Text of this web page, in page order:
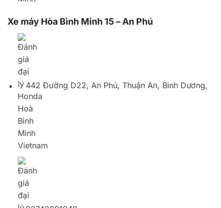
Vietnam
02743991948
Xe máy Hòa Bình Minh 6 – Ngã 3 Đông Tân